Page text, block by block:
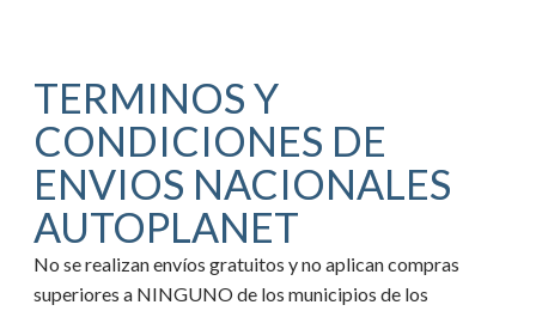
TERMINOS Y
CONDICIONES DE
ENVIOS NACIONALES
AUTOPLANET
No se realizan envíos gratuitos y no aplican compras
superiores a NINGUNO de los municipios de los